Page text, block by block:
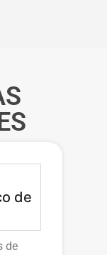
de
de